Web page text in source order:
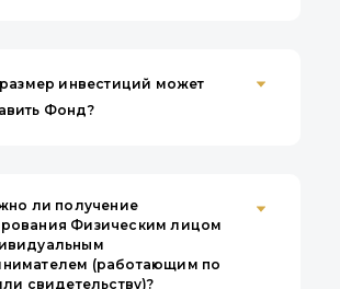
млн долларов США. По
квартала 2026 года
оплаченного
достиг 63,82 млн долларов
значительно расширило
инвестиций может
Фонд?
ли получение
Физическим лицом
(работающим по
свидетельству)?